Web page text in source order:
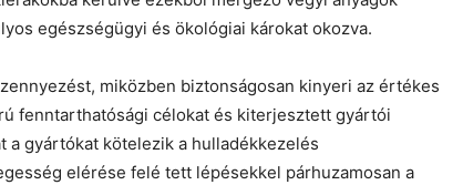
egészségügyi és ökológiai károkat okozva.
miközben biztonságosan kinyeri az értékes
fenntarthatósági célokat és kiterjesztett gyártói
a gyártókat kötelezik a hulladékkezelés
elérése felé tett lépésekkel párhuzamosan a